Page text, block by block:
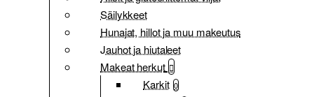
Säilykkeet
Hunajat, hillot ja muu makeutus
Jauhot ja hiutaleet
Makeat herkut
Karkit 0